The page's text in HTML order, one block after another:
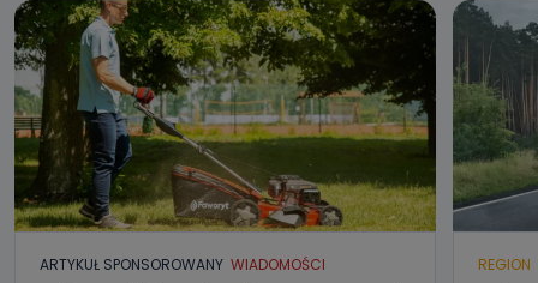
ARTYKUŁ SPONSOROWANY WIADOMOŚCI REGION